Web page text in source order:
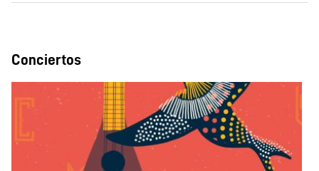
Conciertos